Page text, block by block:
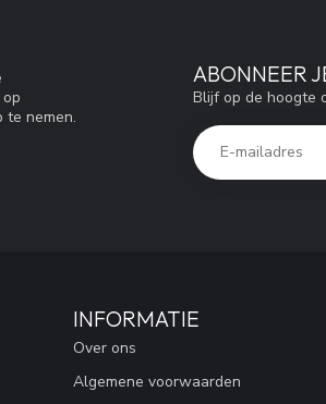
te nemen.
ABONNEER
Blijf op de hoogte
INFORMATIE
Over ons
Algemene voorwaarden